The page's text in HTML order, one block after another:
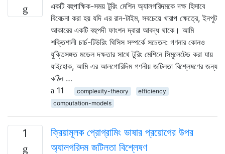
একটি বহুপাক্ষিক-সময় টুরিং মেশিন অ্যালগরিদমকে দক্ষ হিসাবে
বিবেচনা করা হয় যদি এর রান-টাইম, সবচেয়ে খারাপ ক্ষেত্রে, ইনপুট
আকারের একটি বহুপদী ফাংশন দ্বারা আবদ্ধ থাকে। আমি
শক্তিশালী চার্চ-টিউরিং থিসিস সম্পর্কে সচেতন: গণনার কোনও
যুক্তিসঙ্গত মডেল দক্ষতার সাথে টুরিং মেশিনে সিমুলেটেড করা যায়
যাইহোক, আমি এর আলগোরিদিম গণনীয় জটিলতা বিশ্লেষণের জন্য
কঠিন …
11
complexity-theory
efficiency
computation-models
1
ক্রিয়ামূলক প্রোগ্রামিং ভাষার প্রয়োগের উপর
অ্যালগরিদম জটিলতা বিশ্লেষণ